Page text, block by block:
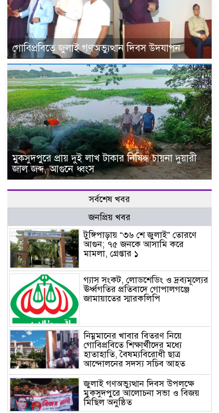
গোবিপ্রবিতে জুলাই গণঅভ্যুত্থান দিবস উদযাপন
মুকসুদপুরে প্রায় দুই লাখ টাকার নিষিদ্ধ চায়না দুয়ারী
জাল জব্দ, আগুনে ধ্বংস
সর্বশেষ খবর
জনপ্রিয় খবর
টুঙ্গিপাড়ায় “৩৬ শে জুলাই” তোরণে
আগুন; ৭৫ জনকে আসামি করে
মামলা, গ্রেপ্তার ১
গ্যাস সংকট, লোডশেডিং ও দ্রব্যমূল্যের
ঊর্ধ্বগতির প্রতিবাদে গোপালগঞ্জে
জামায়াতের স্মারকলিপি
নিম্নমানের খাবার বিতরণ নিয়ে
গোবিপ্রবিতে শিক্ষার্থীদের মধ্যে
হাতাহাতি, বৈষম্যবিরোধী ছাত্র
আন্দোলনের সদস্য সচিব আহত
জুলাই গণঅভ্যুত্থান দিবস উপলক্ষে
মুকসুদপুরে আলোচনা সভা ও বিজয়
মিছিল অনুষ্ঠিত